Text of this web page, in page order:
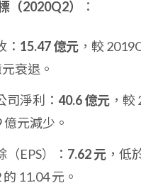
（2020Q2） ：
： 15.47 億元 ，較
衰退。
司淨利： 40.6 億元 ，
億元減少。
EPS）： 7.62 元 ，低
11.04 元。